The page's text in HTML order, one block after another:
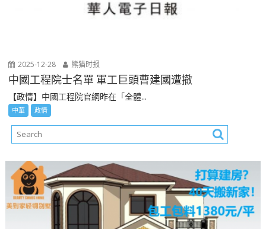
2025-12-28 熊猫时报
中國工程院士名單 軍工巨頭曹建國遭撤
【政情】中國工程院官網昨在「全體...
中華 政情